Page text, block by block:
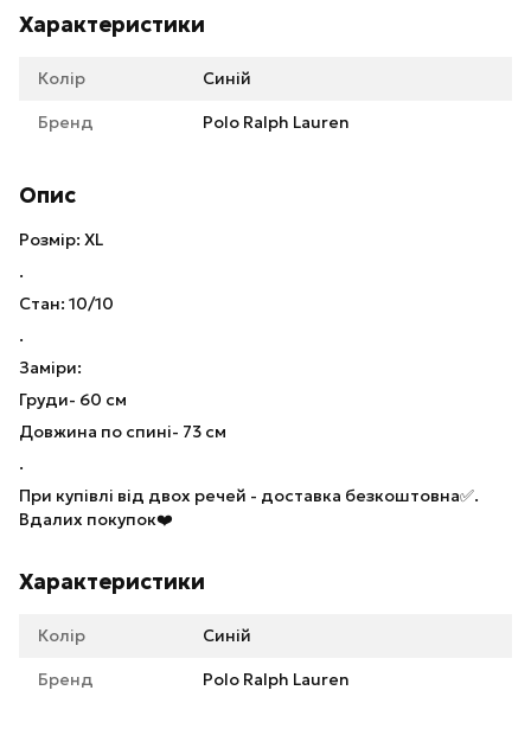
Характеристики
Колір Синій
Бренд Polo Ralph Lauren
Опис
Розмір: XL
.
Стан: 10/10
.
Заміри:
Груди- 60 см
Довжина по спині- 73 см
.
При купівлі від двох речей - доставка безкоштовна✅.
Вдалих покупок❤️
Характеристики
Колір Синій
Бренд Polo Ralph Lauren